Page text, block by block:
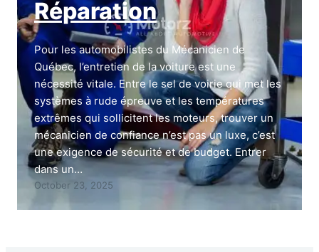
Réparation
Pour les automobilistes du Mécanicien de
Québec, l’entretien de la voiture est une
nécessité vitale. Entre le sel de voirie qui met les
systèmes à rude épreuve et les températures
extrêmes qui sollicitent les moteurs, trouver un
mécanicien de confiance n’est pas un luxe, c’est
une exigence de sécurité et de budget. Entrer
dans un…
October 23, 2025